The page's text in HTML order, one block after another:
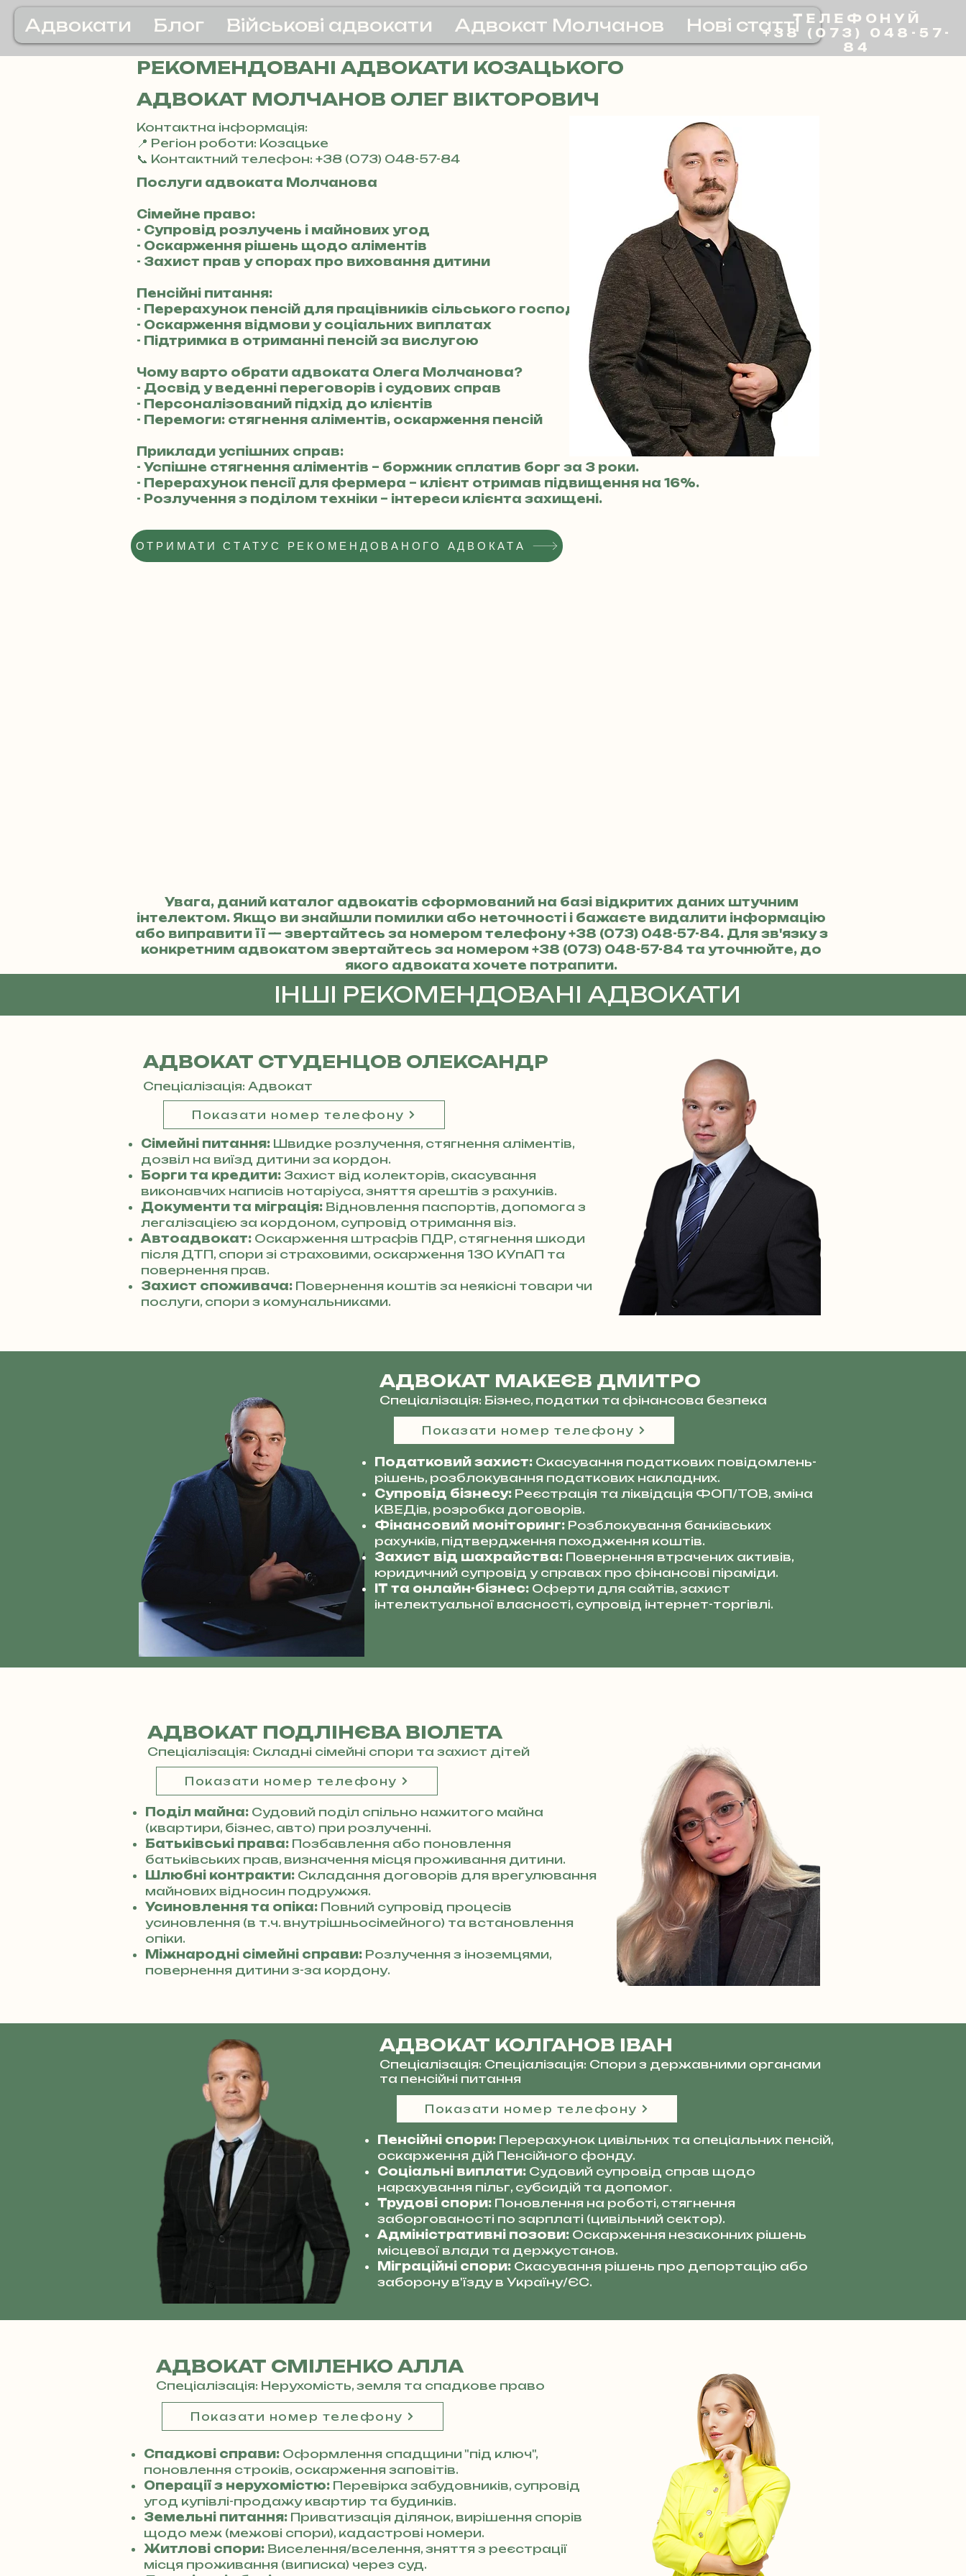
Адвокати Блог Військові адвокати Адвокат Молчанов Нові статтіТЕЛЕФОНУЙ
+38 (073) 048-57-
84
РЕКОМЕНДОВАНІ АДВОКАТИ КОЗАЦЬКОГО
АДВОКАТ МОЛЧАНОВ ОЛЕГ ВІКТОРОВИЧ
Контактна інформація:
📍 Регіон роботи: Козацьке
📞 Контактний телефон: +38 (073) 048-57-84
Послуги адвоката Молчанова
Сімейне право:
- Супровід розлучень і майнових угод
- Оскарження рішень щодо аліментів
- Захист прав у спорах про виховання дитини
Пенсійні питання:
- Перерахунок пенсій для працівників сільського господарства
- Оскарження відмови у соціальних виплатах
- Підтримка в отриманні пенсій за вислугою
Чому варто обрати адвоката Олега Молчанова?
- Досвід у веденні переговорів і судових справ
- Персоналізований підхід до клієнтів
- Перемоги: стягнення аліментів, оскарження пенсій
Приклади успішних справ:
- Успішне стягнення аліментів – боржник сплатив борг за 3 роки.
- Перерахунок пенсії для фермера – клієнт отримав підвищення на 16%.
- Розлучення з поділом техніки – інтереси клієнта захищені.
ОТРИМАТИ СТАТУС РЕКОМЕНДОВАНОГО АДВОКАТА
Увага, даний каталог адвокатів сформований на базі відкритих даних штучним
інтелектом. Якщо ви знайшли помилки або неточності і бажаєте видалити інформацію
або виправити її — звертайтесь за номером телефону+38 (073) 048-57-84. Для зв'язку з
конкретним адвокатом звертайтесь за номером +38 (073) 048-57-84 та уточнюйте, до
якого адвоката хочете потрапити.
ІНШІ РЕКОМЕНДОВАНІ АДВОКАТИ
АДВОКАТ СТУДЕНЦОВ ОЛЕКСАНДР
Спеціалізація: Адвокат
Показати номер телефону
Сімейні питання: Швидке розлучення, стягнення аліментів,
дозвіл на виїзд дитини за кордон.
Борги та кредити: Захист від колекторів, скасування
виконавчих написів нотаріуса, зняття арештів з рахунків.
Документи та міграція: Відновлення паспортів, допомога з
легалізацією за кордоном, супровід отримання віз.
Автоадвокат: Оскарження штрафів ПДР, стягнення шкоди
після ДТП, спори зі страховими, оскарження 130 КУпАП та
повернення прав.
Захист споживача: Повернення коштів за неякісні товари чи
послуги, спори з комунальниками.
АДВОКАТ МАКЕЄВ ДМИТРО
Спеціалізація: Бізнес, податки та фінансова безпека
Податковий захист: Скасування податкових повідомлень-
рішень, розблокування податкових накладних.
Супровід бізнесу: Реєстрація та ліквідація ФОП/ТОВ, зміна
КВЕДів, розробка договорів.
Фінансовий моніторинг: Розблокування банківських
рахунків, підтвердження походження коштів.
Захист від шахрайства: Повернення втрачених активів,
юридичний супровід у справах про фінансові піраміди.
IT та онлайн-бізнес: Оферти для сайтів, захист
інтелектуальної власності, супровід інтернет-торгівлі.
Показати номер телефону
АДВОКАТ ПОДЛІНЄВА ВІОЛЕТА
Спеціалізація: Складні сімейні спори та захист дітей
Показати номер телефону
Поділ майна: Судовий поділ спільно нажитого майна
(квартири, бізнес, авто) при розлученні.
Батьківські права: Позбавлення або поновлення
батьківських прав, визначення місця проживання дитини.
Шлюбні контракти: Складання договорів для врегулювання
майнових відносин подружжя.
Усиновлення та опіка: Повний супровід процесів
усиновлення (в т.ч. внутрішньосімейного) та встановлення
опіки.
Міжнародні сімейні справи: Розлучення з іноземцями,
повернення дитини з-за кордону.
АДВОКАТ КОЛГАНОВ ІВАН
Спеціалізація: Спеціалізація: Спори з державними органами
та пенсійні питання
Пенсійні спори: Перерахунок цивільних та спеціальних пенсій,
оскарження дій Пенсійного фонду.
Соціальні виплати: Судовий супровід справ щодо
нарахування пільг, субсидій та допомог.
Трудові спори: Поновлення на роботі, стягнення
заборгованості по зарплаті (цивільний сектор).
Адміністративні позови: Оскарження незаконних рішень
місцевої влади та держустанов.
Міграційні спори: Скасування рішень про депортацію або
заборону в'їзду в Україну/ЄС.
Показати номер телефону
АДВОКАТ СМІЛЕНКО АЛЛА
Спеціалізація: Нерухомість, земля та спадкове право
Показати номер телефону
Спадкові справи: Оформлення спадщини "під ключ",
поновлення строків, оскарження заповітів.
Операції з нерухомістю: Перевірка забудовників, супровід
угод купівлі-продажу квартир та будинків.
Земельні питання: Приватизація ділянок, вирішення спорів
щодо меж (межові спори), кадастрові номери.
Житлові спори: Виселення/вселення, зняття з реєстрації
місця проживання (виписка) через суд.